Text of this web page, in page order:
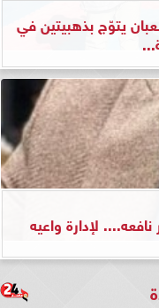
يتوّج بذهبيتين في
لإدارة واعيه